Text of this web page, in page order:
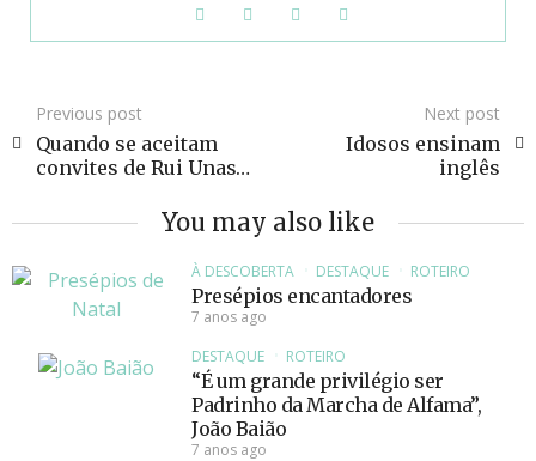
Previous post
Quando se aceitam
convites de Rui Unas…
Next post
Idosos ensinam
inglês
You may also like
À DESCOBERTA DESTAQUE ROTEIRO
Presépios encantadores
7 anos ago
DESTAQUE
ROTEIRO
“É um grande privilégio ser
Padrinho da Marcha de Alfama”,
João Baião
7 anos ago